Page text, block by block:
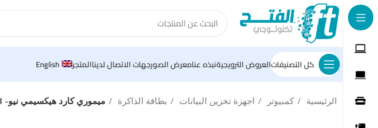
كل التصنيفاتالعروض الترويجيةنبذه عنامعرض الصورجهات الاتصال لديناالمتجر English
الرئيسية كمبيوتر اجهزة تخزين البيانات بطاقة الذاكرة ميموري كارد هيكسيمي نيو- 128جيجابايت